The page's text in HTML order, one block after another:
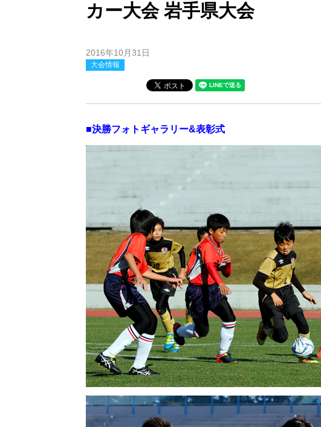
カー大会 岩手県大会
2016年10月31日
大会情報
■決勝フォトギャラリー&表彰式